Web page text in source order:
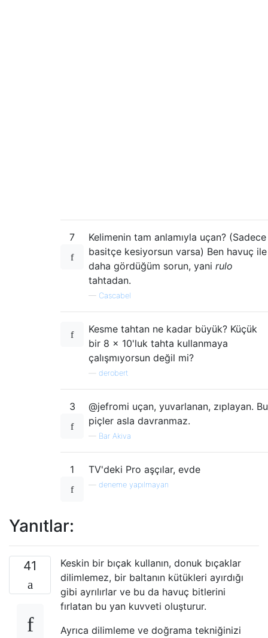
7
Kelimenin tam anlamıyla uçan? (Sadece
basitçe kesiyorsun varsa) Ben havuç ile
daha gördüğüm sorun, yani rulo
tahtadan.
— Cascabel
Kesme tahtan ne kadar büyük? Küçük
bir 8 x 10'luk tahta kullanmaya
çalışmıyorsun değil mi?
derobert
3
@jefromi uçan, yuvarlanan, zıplayan. Bu
piçler asla davranmaz.
— Bar Akiva
1 TV'deki Pro aşçılar, evde
deneme yapılmayan
Yanıtlar:
41
Keskin bir bıçak kullanın, donuk bıçaklar
dilimlemez, bir baltanın kütükleri ayırdığı
gibi ayrılırlar ve bu da havuç bitlerini
fırlatan bu yan kuvveti oluşturur.
Ayrıca dilimleme ve doğrama tekniğinizi